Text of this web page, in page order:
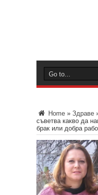
Home » Здраве
съветва какво да
брак или добра